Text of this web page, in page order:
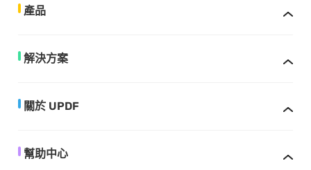
產品
解決方案
關於 UPDF
幫助中心